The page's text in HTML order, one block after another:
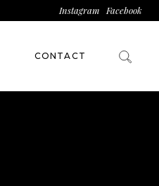
Instagram Facebook
CONTACT